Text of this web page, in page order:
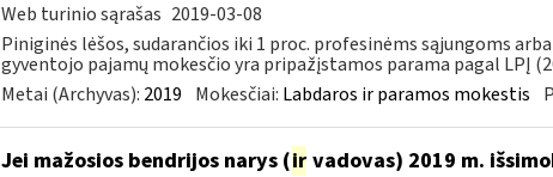
Web turinio sąrašas 2019-03-08
Piniginės lėšos, sudarančios iki 1 proc. profesinėms sąjungoms
gyventojo pajamų mokesčio yra pripažįstamos parama pagal LPĮ
Metai (Archyvas): 2019 Mokesčiai: Labdaros ir paramos mokestis
Jei mažosios bendrijos narys (irvadovas) 2019 m.